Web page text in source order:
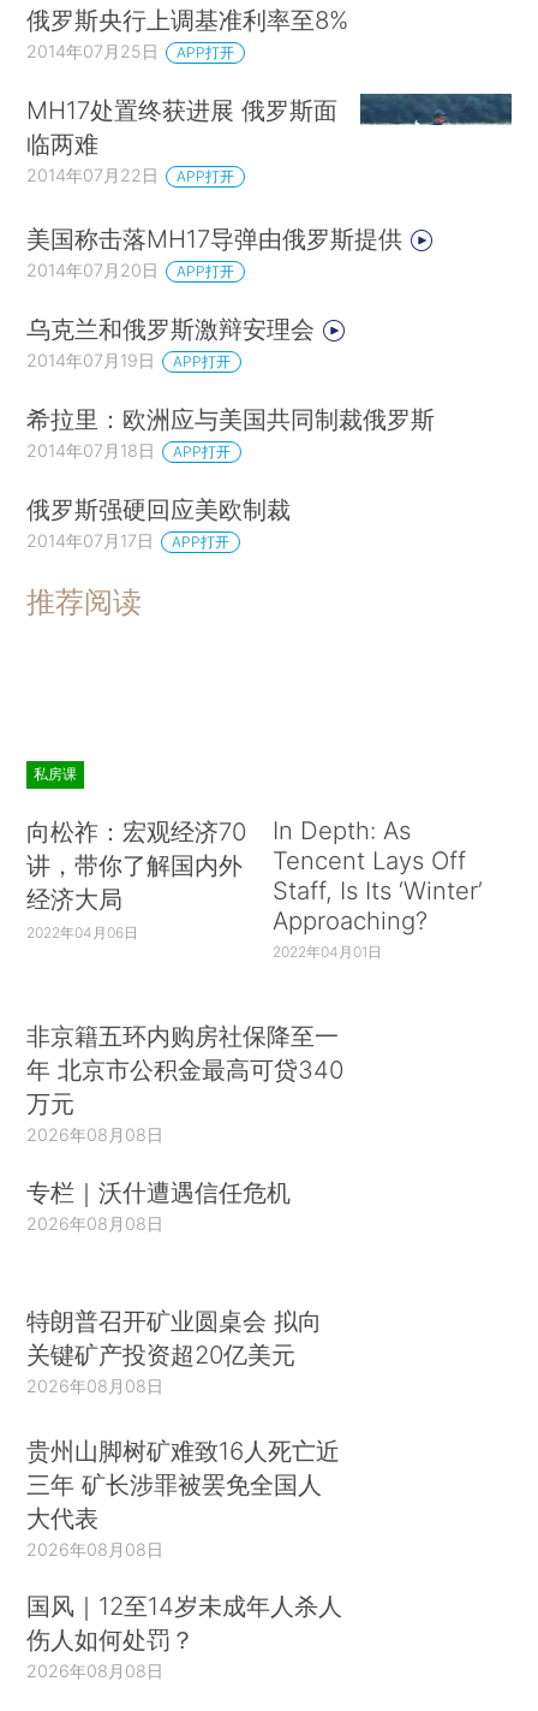
俄罗斯央行上调基准利率至8%
2014年07月25日 APP打开
MH17处置终获进展 俄罗斯面
临两难
2014年07月22日 APP打开
美国称击落MH17导弹由俄罗斯提供
2014年07月20日 APP打开
乌克兰和俄罗斯激辩安理会
2014年07月19日 APP打开
希拉里：欧洲应与美国共同制裁俄罗斯
2014年07月18日 APP打开
俄罗斯强硬回应美欧制裁
2014年07月17日 APP打开
推荐阅读
私房课
向松祚：宏观经济70
讲，带你了解国内外
经济大局
2022年04月06日
In Depth: As
Tencent Lays Off
Staff, Is Its ‘Winter’
Approaching?
2022年04月01日
非京籍五环内购房社保降至一
年 北京市公积金最高可贷340
万元
2026年08月08日
专栏｜沃什遭遇信任危机
2026年08月08日
特朗普召开矿业圆桌会 拟向
关键矿产投资超20亿美元
2026年08月08日
贵州山脚树矿难致16人死亡近
三年 矿长涉罪被罢免全国人
大代表
2026年08月08日
国风｜12至14岁未成年人杀人
伤人如何处罚？
2026年08月08日